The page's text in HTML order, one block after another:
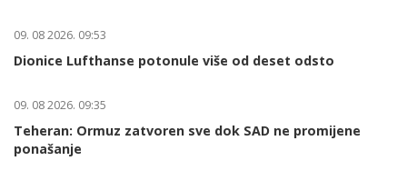
09. 08 2026. 09:53
Dionice Lufthanse potonule više od deset odsto
09. 08 2026. 09:35
Teheran: Ormuz zatvoren sve dok SAD ne promijene
ponašanje